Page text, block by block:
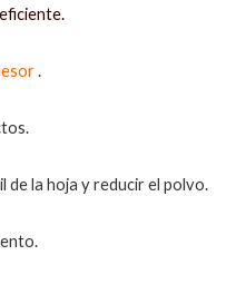
.
de la hoja y reducir el polvo.